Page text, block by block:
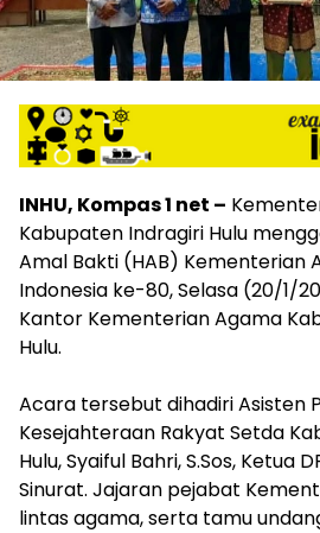
‎INHU, Kompas 1 net –
Kabupaten Indragiri Hulu
Amal Bakti (HAB) Kementerian
Indonesia ke-80, Selasa (20/1/
Kantor Kementerian Agama
Hulu.
‎Acara tersebut dihadiri Asisten
Kesejahteraan Rakyat Setda
Hulu, Syaiful Bahri, S.Sos, Ketua
Sinurat. Jajaran pejabat
lintas agama, serta tamu